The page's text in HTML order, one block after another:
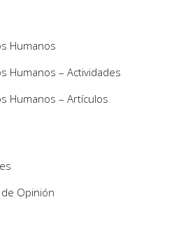
Humanos
Humanos – Actividades
Humanos – Artículos
Opinión